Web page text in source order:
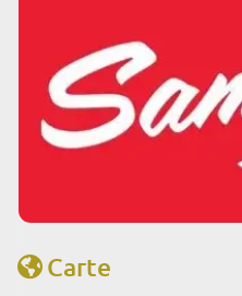
Carte